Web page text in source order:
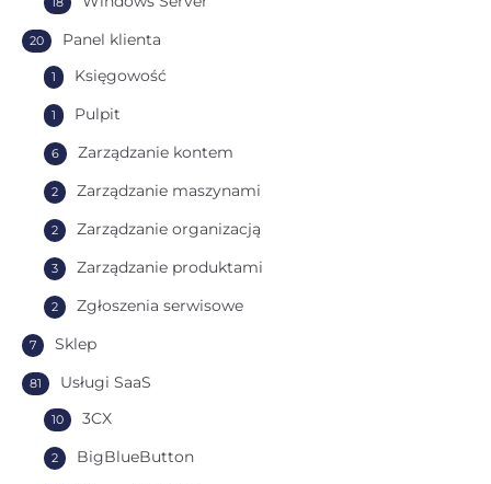
Panel klienta
20
Księgowość
1
Pulpit
1
Zarządzanie kontem
6
Zarządzanie maszynami
2
Zarządzanie organizacją
2
Zarządzanie produktami
3
Zgłoszenia serwisowe
2
Sklep
7
Usługi SaaS
81
3CX
10
BigBlueButton
2